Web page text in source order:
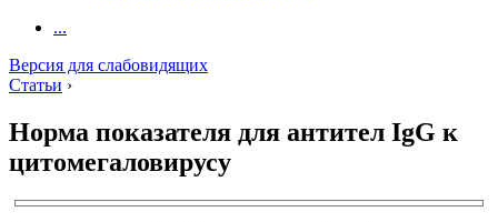
...
Версия для слабовидящих
Статьи ›
Норма показателя для антител IgG к
цитомегаловирусу